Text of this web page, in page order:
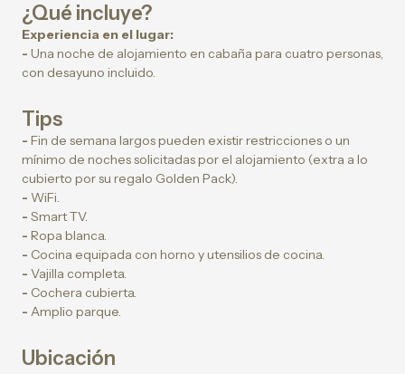
¿Qué incluye?
Experiencia en el lugar:
- Una noche de alojamiento en cabaña para cuatro personas,
con desayuno incluido.
Tips
- Fin de semana largos pueden existir restricciones o un
mínimo de noches solicitadas por el alojamiento (extra a lo
cubierto por su regalo Golden Pack).
- WiFi.
- Smart TV.
- Ropa blanca.
- Cocina equipada con horno y utensilios de cocina.
- Vajilla completa.
- Cochera cubierta.
- Amplio parque.
Ubicación